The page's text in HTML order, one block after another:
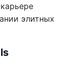
элитных